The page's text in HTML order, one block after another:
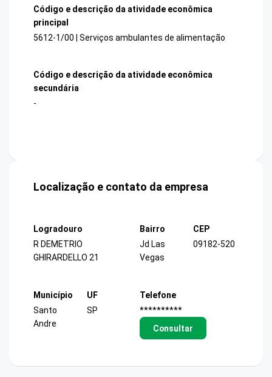
Código e descrição da atividade econômica
principal
5612-1/00 | Serviços ambulantes de alimentação
Código e descrição da atividade econômica
secundária
-
Localização e contato da empresa
Logradouro
R DEMETRIO
GHIRARDELLO 21
Bairro
Jd Las
Vegas
CEP
09182-520
Município
Santo
Andre
UF
SP
Telefone
**********
Consultar